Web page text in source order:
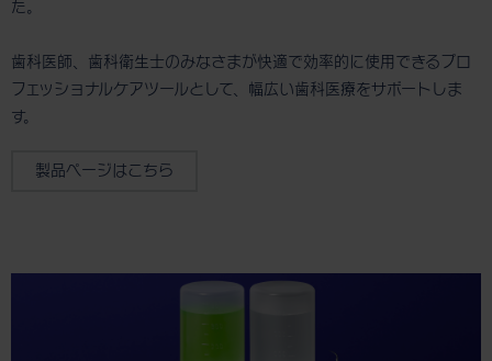
た。
歯科医師、歯科衛生士のみなさまが快適で効率的に使用できるプロ
フェッショナルケアツールとして、幅広い歯科医療をサポートしま
す。
製品ページはこちら